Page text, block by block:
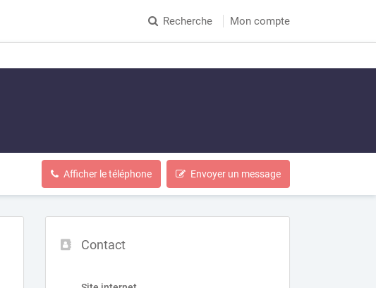
Recherche Mon compte
Afficher le téléphone Envoyer un message
Contact